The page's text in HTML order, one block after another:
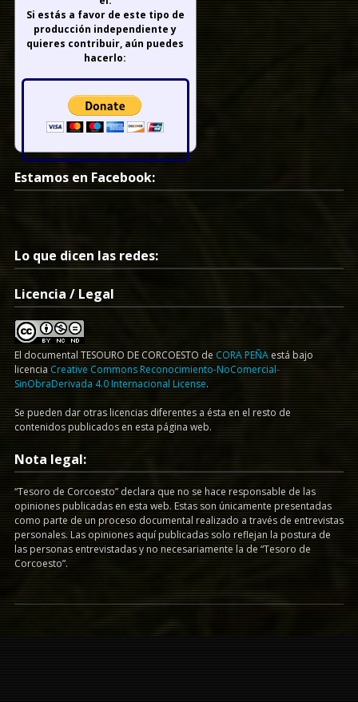
Si estás a favor de este tipo de
producción independiente y
quieres contribuir, aún puedes
hacerlo:
Estamos en Facebook:
Lo que dicen las redes:
Licencia / Legal
El documentalTESOURO DE CORCOESTOdeCORA PEÑAestá bajo
licenciaCreative Commons Reconocimiento-NoComercial-
SinObraDerivada 4.0 Internacional License.
Se pueden dar otras licencias diferentes a ésta en el resto de
contenidos publicados en esta página web.
Nota legal:
“Tesoro de Corcoesto” declara que no se hace responsable de las
opiniones publicadas en esta web. Estas son únicamente presentadas
como parte de un proceso documental realizado a través de entrevistas
personales. Las opiniones aquí publicadas solo reflejan la postura de
las personas entrevistadas y no necesariamente la de “Tesoro de
Corcoesto”.